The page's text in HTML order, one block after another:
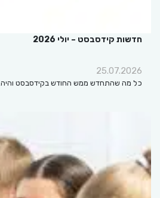
חדשות קידסבסט – יולי 2026
25.07.2026
כל מה שהתחדש ממש החודש בקידסבסט